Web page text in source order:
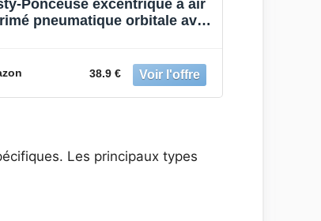
Ponceuse excentrique à air
pneumatique orbitale avec
38.9 €
Les principaux types